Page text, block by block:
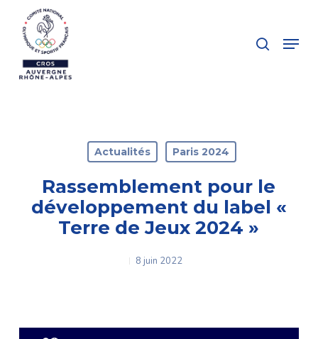
main
content
Menu
Actualités Paris 2024
Rassemblement pour le
développement du label «
Terre de Jeux 2024 »
8 juin 2022
Close